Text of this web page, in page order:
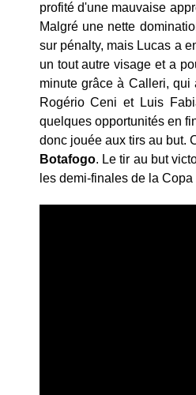
profité d'une mauvaise
Malgré une nette
sur pénalty, mais Lucas a
un tout autre visage et a
minute grâce à Calleri,
Rogério Ceni et Luis
quelques opportunités en
donc jouée aux tirs au but.
Botafogo. Le tir au but
les demi-finales de la